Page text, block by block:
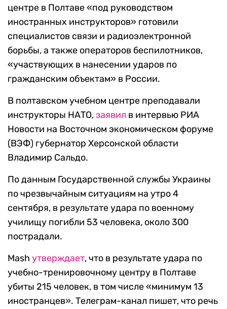
центре в Полтаве «под руководством
иностранных инструкторов» готовили
специалистов связи и радиоэлектронной
борьбы, а также операторов беспилотников,
«участвующих в нанесении ударов по
гражданским объектам» в России.
В полтавском учебном центре преподавали
инструкторы НАТО,заявил в интервью РИА
Новости на Восточном экономическом форуме
(ВЭФ) губернатор Херсонской области
Владимир Сальдо.
По данным Государственной службы Украины
по чрезвычайным ситуациям на утро 4
сентября, в результате удара по военному
училищу погибли 53 человека, около 300
пострадали.
Mash утверждает, что в результате удара по
учебно-тренировочному центру в Полтаве
убиты 215 человек, в том числе «минимум 13
иностранцев». Телеграм-канал пишет, что речь